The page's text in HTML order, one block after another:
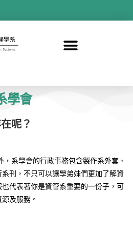
學會
呢？
，系學會的行政事務包含製作系外套、
刊，不只可以讓學弟妹們更加了解資
代表著你是資管系重要的一份子，可
及服務。